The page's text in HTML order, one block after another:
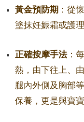
黃金預防期 ：從
塗抹妊娠霜或護理
正確按摩手法：
熱，由下往上、
腿內外側及胸部
保養，更是與寶